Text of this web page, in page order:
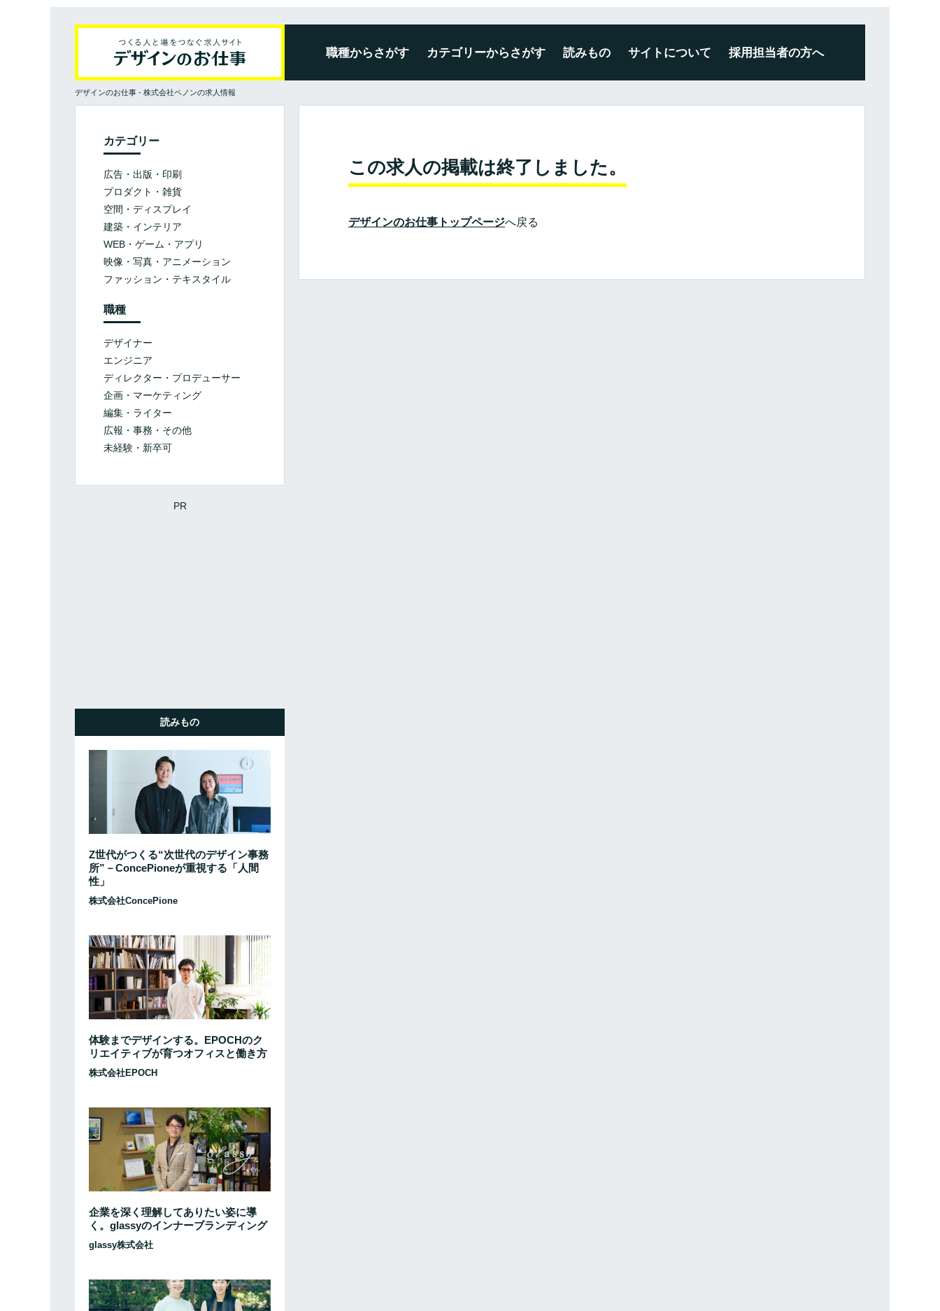
職種からさがす カテゴリーからさがす 読みもの サイトについて 採用担当者の方へ
デザインのお仕事 - 株式会社ペノンの求人情報
この求人の掲載は終了しました。
デザインのお仕事トップページへ戻る
カテゴリー
広告・出版・印刷
プロダクト・雑貨
空間・ディスプレイ
建築・インテリア
WEB・ゲーム・アプリ
映像・写真・アニメーション
ファッション・テキスタイル
職種
デザイナー
エンジニア
ディレクター・プロデューサー
企画・マーケティング
編集・ライター
広報・事務・その他
未経験・新卒可
PR
読みもの
Z世代がつくる“次世代のデザイン事務
所”－ConcePioneが重視する「人間
性」
株式会社ConcePione
体験までデザインする。EPOCHのク
リエイティブが育つオフィスと働き方
株式会社EPOCH
企業を深く理解してありたい姿に導
く。glassyのインナーブランディング
glassy株式会社